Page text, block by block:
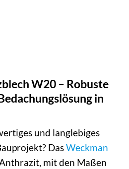
W20 – Robuste
in
und langlebiges
DasWeckman
mit den Maßen